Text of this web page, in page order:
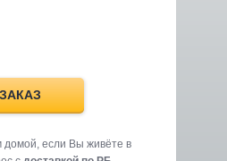
если Вы живёте в